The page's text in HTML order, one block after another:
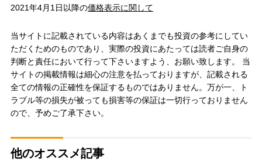
2021年4月1日以降の価格表示に関して
当サイトに記載されている内容はあくまでも投資の参考にしてい
ただくためのものであり、実際の投資にあたっては読者ご自身の
判断と責任において行って下さいますよう、お願い致します。 当
サイトの掲載情報は細心の注意を払っておりますが、記載される
全ての情報の正確性を保証するものではありません。万が一、ト
ラブル等の損失が被っても損害等の保証は一切行っておりません
ので、予めご了承下さい。
他のオススメ記事